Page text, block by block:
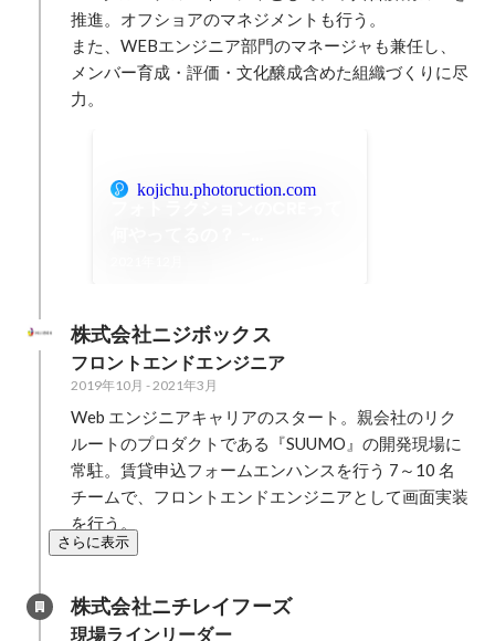
推進。オフショアのマネジメントも行う。
また、WEBエンジニア部門のマネージャも兼任し、
メンバー育成・評価・文化醸成含めた組織づくりに尽
力。
kojichu.photoruction.com
株式会社ニジボックス
フロントエンドエンジニア
2019年10月 -2021年3月
Web エンジニアキャリアのスタート。親会社のリク
ルートのプロダクトである『SUUMO』の開発現場に
常駐。賃貸申込フォームエンハンスを行う 7～10 名
チームで、フロントエンドエンジニアとして画面実装
を行う。
さらに表示
株式会社ニチレイフーズ
現場ラインリーダー